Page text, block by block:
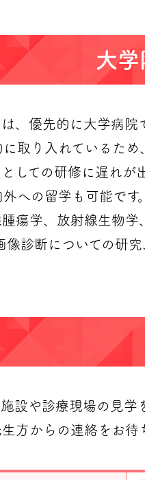
大学
、優先的に大学病
取り入れているた
しての研修に遅れ
への留学も可能です。
瘍学、放射線生物
診断についての研
設や診療現場の見
方からの連絡をお